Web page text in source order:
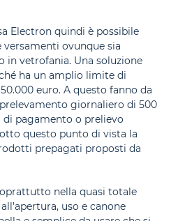
Electron quindi è possibile
versamenti ovunque sia
in vetrofania. Una soluzione
ha un amplio limite di
euro. A questo fanno da
giornaliero di 500
pagamento o prelievo
questo punto di vista la
prepagati proposti da
nella quasi totale
uso e canone